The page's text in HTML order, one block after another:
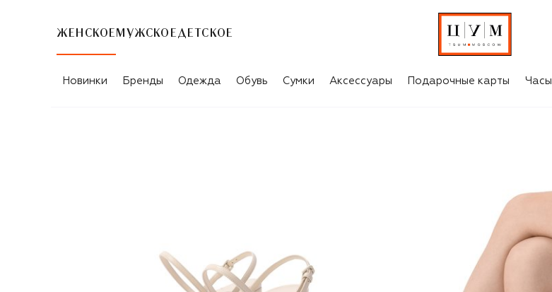
ЖЕНСКОЕ МУЖСКОЕ ДЕТСКОЕ
Новинки Бренды Одежда Обувь Сумки Аксессуары Подарочные карты Часы